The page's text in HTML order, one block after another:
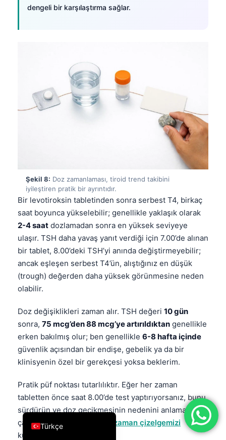
dengeli bir karşılaştırma sağlar.
Şekil 8: Doz zamanlaması, tiroid trend takibini
iyileştiren pratik bir ayrıntıdır.
Bir levotiroksin tabletinden sonra serbest T4, birkaç
saat boyunca yükselebilir; genellikle yaklaşık olarak
2-4 saat dozlamadan sonra en yüksek seviyeye
ulaşır. TSH daha yavaş yanıt verdiği için 7.00’de alınan
bir tablet, 8.00’deki TSH’yi anında değiştirmeyebilir;
ancak eşleşen serbest T4’ün, alıştığınız en düşük
(trough) değerden daha yüksek görünmesine neden
olabilir.
Doz değişiklikleri zaman alır. TSH değeri 10 gün
sonra, 75 mcg’den 88 mcg’ye artırıldıktan genellikle
erken bakılmış olur; ben genellikle 6-8 hafta içinde
güvenlik açısından bir endişe, gebelik ya da bir
klinisyenin özel bir gerekçesi yoksa beklerim.
Pratik püf noktası tutarlılıktır. Eğer her zaman
tabletten önce saat 8.00’de test yaptırıyorsanız, bunu
sürdürün ve doz gecikmesinin nedenini anlamaya
çalışıyorsanız
levotiroksin zaman çizelgemizi
kullanın.
Türkçe
English
Deutsch
Français
עִבְרִית
Italiano
Español
Português
Ελληνικά
Română
简体中文
فارسی
Български
Dansk
Nederlands
Íslenska
Српски језик
日本語